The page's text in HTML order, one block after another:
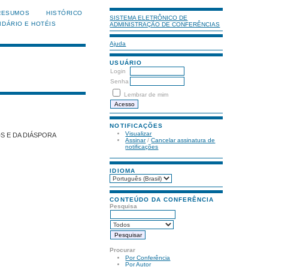
SISTEMA ELETRÔNICO DE
ADMINISTRAÇÃO DE CONFERÊNCIAS
Ajuda
USUÁRIO
Login
Senha
Lembrar de mim
NOTIFICAÇÕES
Visualizar
Assinar/Cancelar assinatura de
notificações
IDIOMA
CONTEÚDO DA CONFERÊNCIA
Pesquisa
Procurar
Por Conferência
Por Autor
HISTÓRICO
E HOTÉIS
E DA DIÁSPORA